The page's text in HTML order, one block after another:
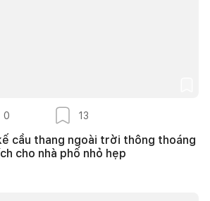
0 13
cầu thang ngoài trời thông thoáng
cho nhà phố nhỏ hẹp